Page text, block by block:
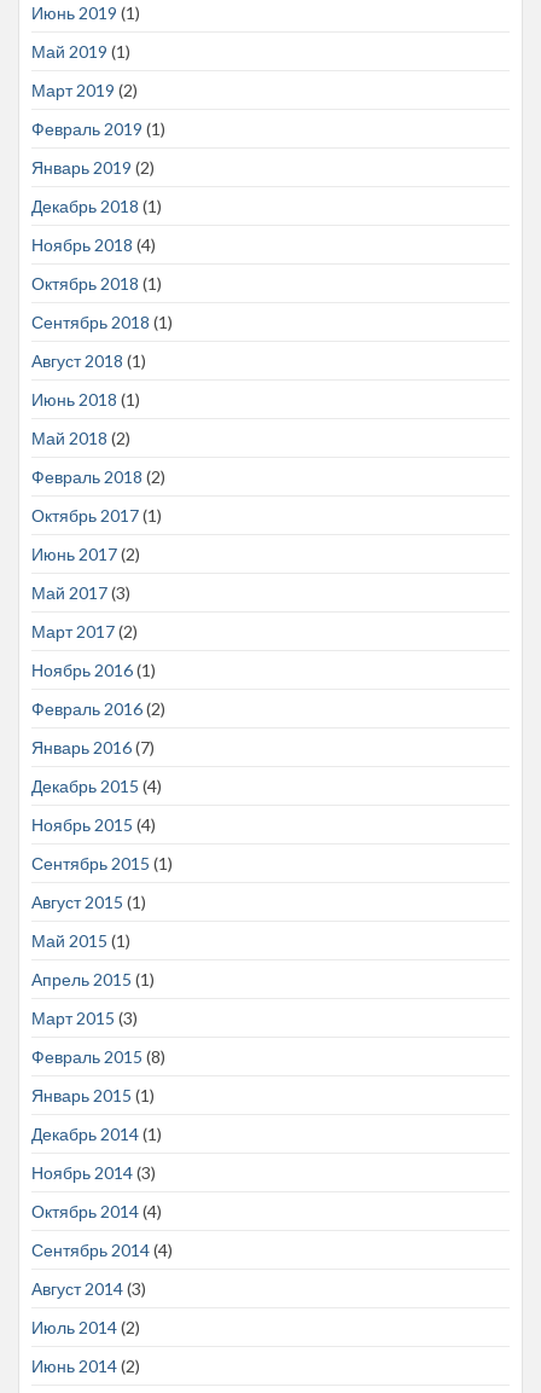
Июнь 2019 (1)
Май 2019 (1)
Март 2019 (2)
Февраль 2019 (1)
Январь 2019 (2)
Декабрь 2018 (1)
Ноябрь 2018 (4)
Октябрь 2018 (1)
Сентябрь 2018 (1)
Август 2018 (1)
Июнь 2018 (1)
Май 2018 (2)
Февраль 2018 (2)
Октябрь 2017(1)
Июнь 2017(2)
Май 2017(3)
Март 2017(2)
Ноябрь 2016(1)
Февраль 2016(2)
Январь 2016(7)
Декабрь 2015 (4)
Ноябрь 2015 (4)
Сентябрь 2015 (1)
Август 2015 (1)
Май 2015 (1)
Апрель 2015 (1)
Март 2015 (3)
Февраль 2015 (8)
Январь 2015 (1)
Декабрь 2014(1)
Ноябрь 2014(3)
Октябрь 2014(4)
Сентябрь 2014(4)
Август 2014(3)
Июль 2014(2)
Июнь 2014(2)